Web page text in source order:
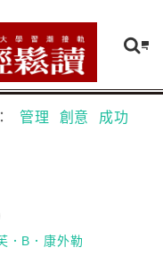
管理 創意 成功
．B．康外勒